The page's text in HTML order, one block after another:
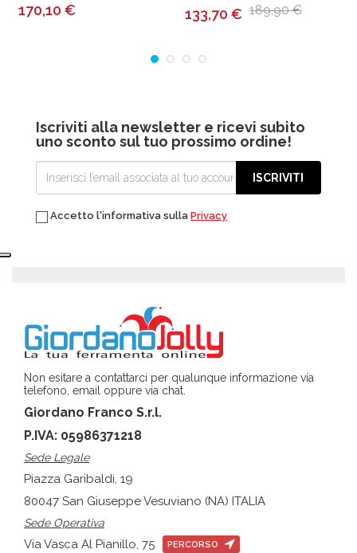
170,10 € 133,70 € 189,90 €
Iscriviti alla newsletter e ricevi subito
uno sconto sul tuo prossimo ordine!
ISCRIVITI
Accetto l'informativa sulla Privacy
Non esitare a contattarci per qualunque informazione via
telefono, email oppure via chat.
Giordano Franco S.r.l.
P.IVA: 05986371218
Sede Legale
Piazza Garibaldi, 19
80047 San Giuseppe Vesuviano (NA) ITALIA
Sede Operativa
Via Vasca Al Pianillo, 75 PERCORSO